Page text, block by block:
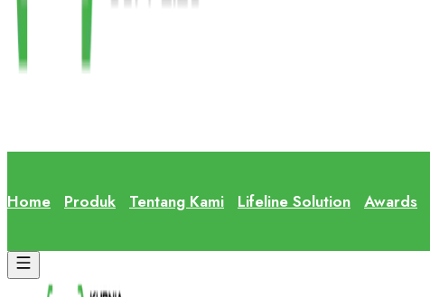
Home Produk Tentang Kami Lifeline Solution Awards